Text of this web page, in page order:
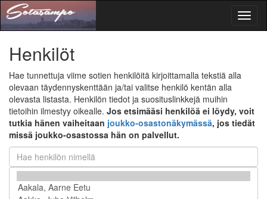
Henkilöt
Hae tunnettuja viime sotien henkilöitä kirjoittamalla tekstiä alla
olevaan täydennyskenttään ja/tai valitse henkilö kentän alla
olevasta listasta. Henkilön tiedot ja suosituslinkkejä muihin
tietoihin ilmestyy oikealle. Jos etsimääsi henkilöä ei löydy, voit
tutkia hänen vaiheitaan joukko-osastonäkymässä, jos tiedät
missä joukko-osastossa hän on palvellut.